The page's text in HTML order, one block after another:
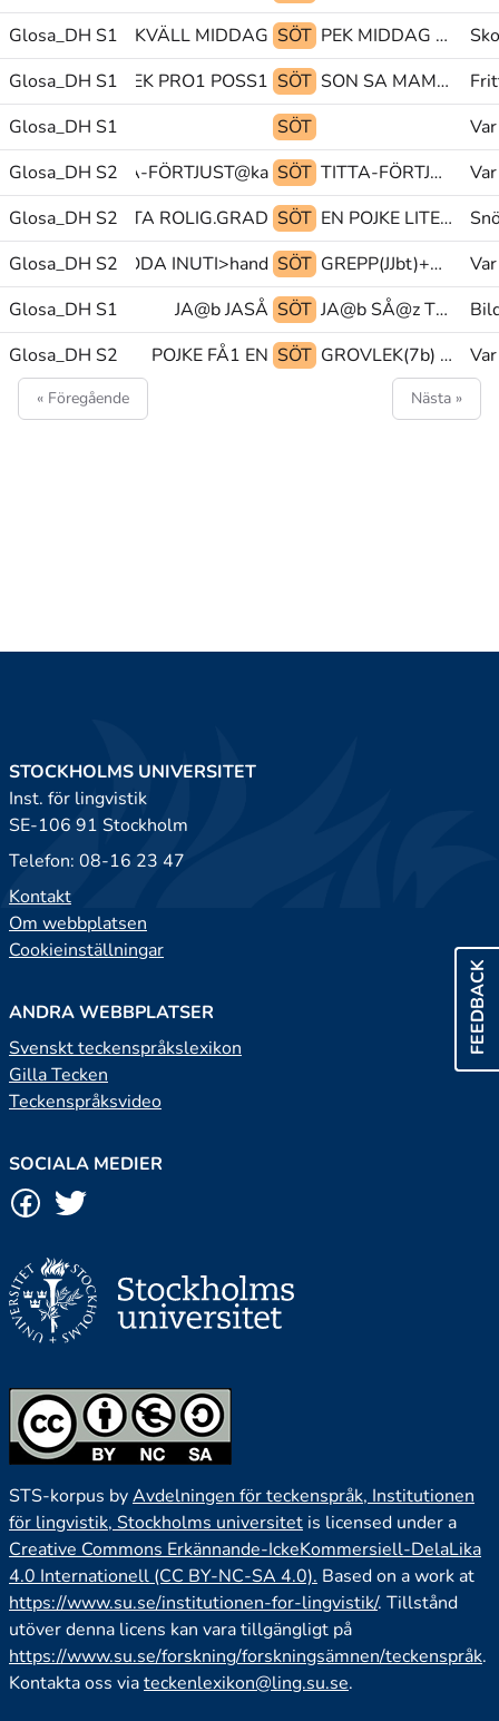
Glosa_DH S1
SÖNDAG KVÄLL MIDDAG SÖT PEK MIDDAG zzz@z
Glosa_DH S1
PEK PRO1 POSS1 SÖT SON SA MAMMA
Glosa_DH S1
SÖT
Glosa_DH S2TITTA-FÖRTJUST@ka SÖT TITTA-FÖRTJUST@ka SEDAN(L) INNAN
Glosa_DH S2BERÄTTA ROLIG.GRAD SÖT EN POJKE LITEN-PERSON.GRAD
Glosa_DH S2
hund@& GRODA INUTI>hand SÖT GREPP(JJbt)+HANTERA@p GREPP(SS)+HANTERA@p GLOSA:(KVAR)
Glosa_DH S1
JA@b JASÅ SÖT JA@b SÅ@z TYCKA
Glosa_DH S2
POJKE FÅ1 EN SÖT GROVLEK(7b) GRODA TA-EMOT
« Föregående Nästa »
FEEDBACK
STOCKHOLMS UNIVERSITET
Inst. för lingvistik
SE-106 91 Stockholm
Telefon: 08-16 23 47
Kontakt
Om webbplatsen
Cookieinställningar
ANDRA WEBBPLATSER
Svenskt teckenspråkslexikon
Gilla Tecken
Teckenspråksvideo
SOCIALA MEDIER
STS-korpus byAvdelningen för teckenspråk, Institutionen
för lingvistik, Stockholms universitet is licensed under a
Creative Commons Erkännande-IckeKommersiell-DelaLika
4.0 Internationell (CC BY-NC-SA 4.0). Based on a work at
https://www.su.se/institutionen-for-lingvistik/. Tillstånd
utöver denna licens kan vara tillgängligt på
https://www.su.se/forskning/forskningsämnen/teckenspråk.
Kontakta oss viateckenlexikon@ling.su.se.